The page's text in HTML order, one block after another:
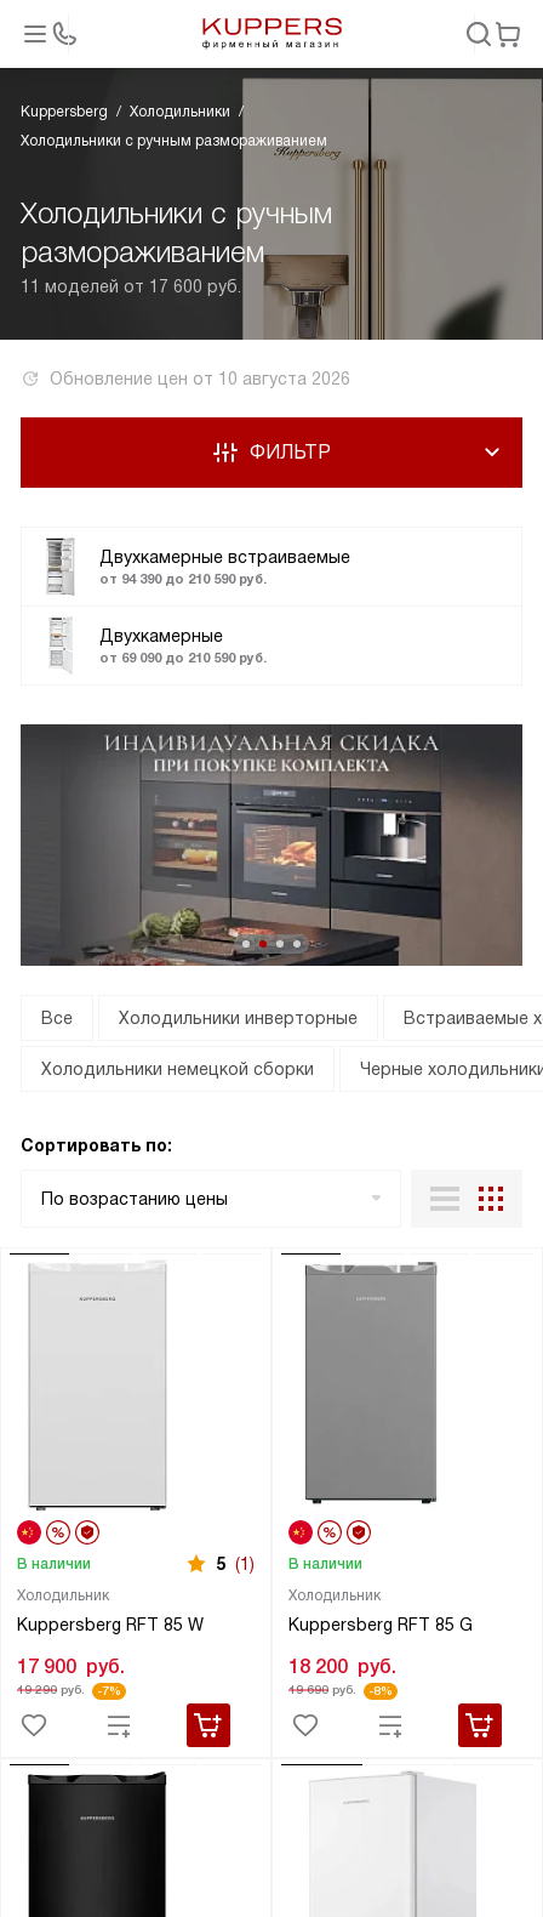
Kuppersberg
Холодильники
Холодильники с ручным размораживанием
Холодильники с ручным
размораживанием
11 моделей от 17 600 руб.
Обновление цен от 10 августа 2026
Двухкамерные встраиваемые
от 94 390 до 210 590 руб.
Двухкамерные
от 69 090 до 210 590 руб.
ФИЛЬТР
Все Холодильники инверторные Встраиваемые
Холодильники немецкой сборки Черные
Сортировать по:
По возрастанию цены
Холодильник
Kuppersberg RFT 85 W
В наличии 5 (1)
17 900 руб.
19 290руб. -7%
Холодильник
Kuppersberg RFT 85 G
В наличии
18 200 руб.
19 690руб. -8%